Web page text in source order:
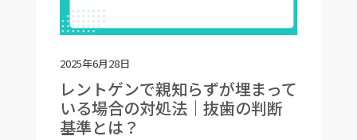
2025年6月28日
レントゲンで親知らずが埋まって
いる場合の対処法｜抜歯の判断
基準とは？